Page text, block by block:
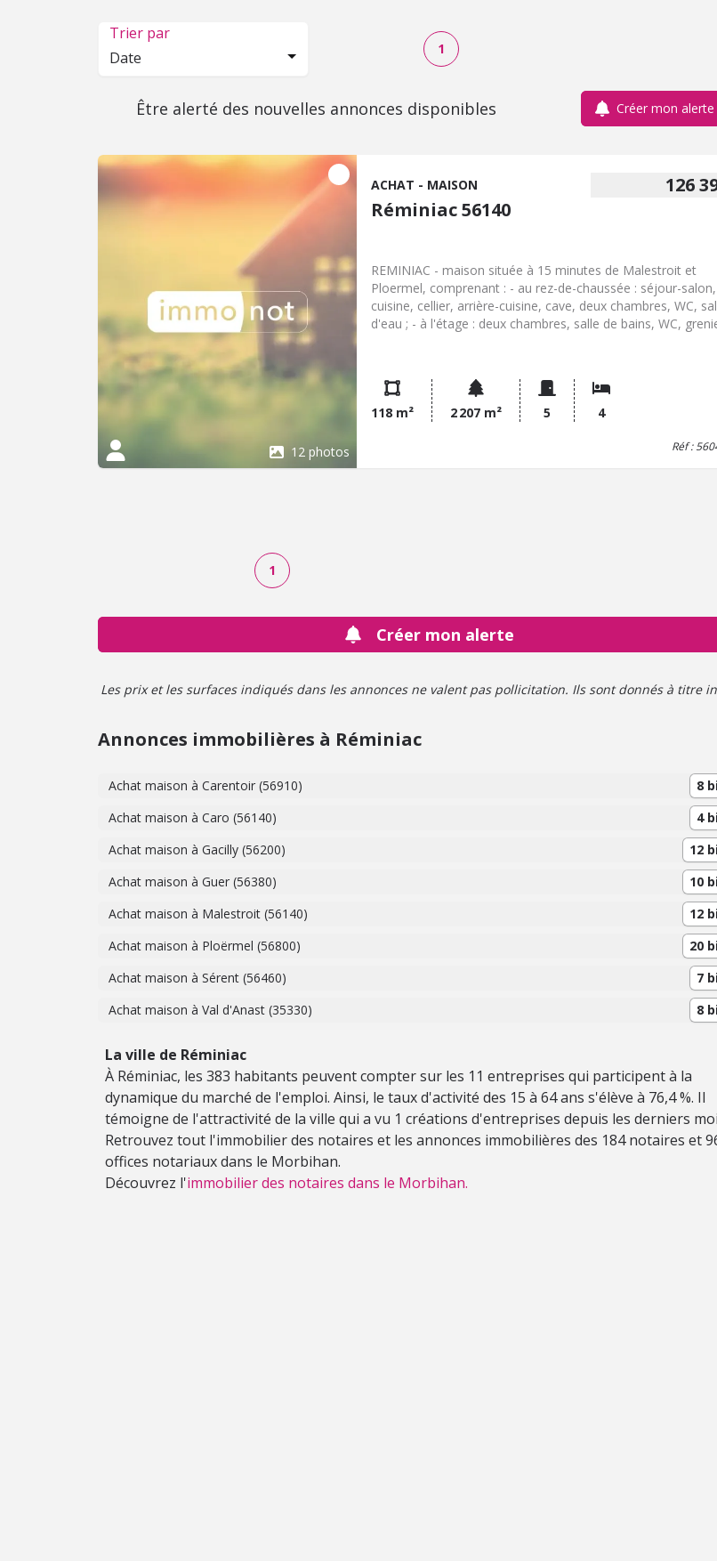
Trier par
Date
1
Être alerté des nouvelles annonces disponibles Créer mon alerte
12 photos
126
ACHAT - MAISON
Réminiac 56140
REMINIAC - maison située à 15 minutes de Malestroit et
Ploermel, comprenant : - au rez-de-chaussée : séjour-salon,
cuisine, cellier, arrière-cuisine, cave, deux chambres, WC,
d'eau ; - à l'étage : deux chambres, salle de bains, WC,
moyennant un loyer mensuel de 600 €/mois.
118 m² 2 207 m² 5 4
Réf :
1
Créer mon alerte
Les prix et les surfaces indiqués dans les annonces ne valent pas pollicitation. Ils sont donnés à titre
Annonces immobilières à Réminiac
Achat maison à Carentoir (56910)
8
Achat maison à Caro (56140)
4
Achat maison à Gacilly (56200)
12
Achat maison à Guer (56380)
10
Achat maison à Malestroit (56140)
12
Achat maison à Ploërmel (56800)
20
Achat maison à Sérent (56460)
7
Achat maison à Val d'Anast (35330)
8
La ville de Réminiac
À Réminiac, les 383 habitants peuvent compter sur les 11 entreprises qui participent à la
dynamique du marché de l'emploi. Ainsi, le taux d'activité des 15 à 64 ans s'élève à 76,4 %. Il
témoigne de l'attractivité de la ville qui a vu 1 créations d'entreprises depuis les derniers
Retrouvez tout l'immobilier des notaires et les annonces immobilières des 184 notaires et
offices notariaux dans le Morbihan.
Découvrez l'immobilier des notaires dans le Morbihan.